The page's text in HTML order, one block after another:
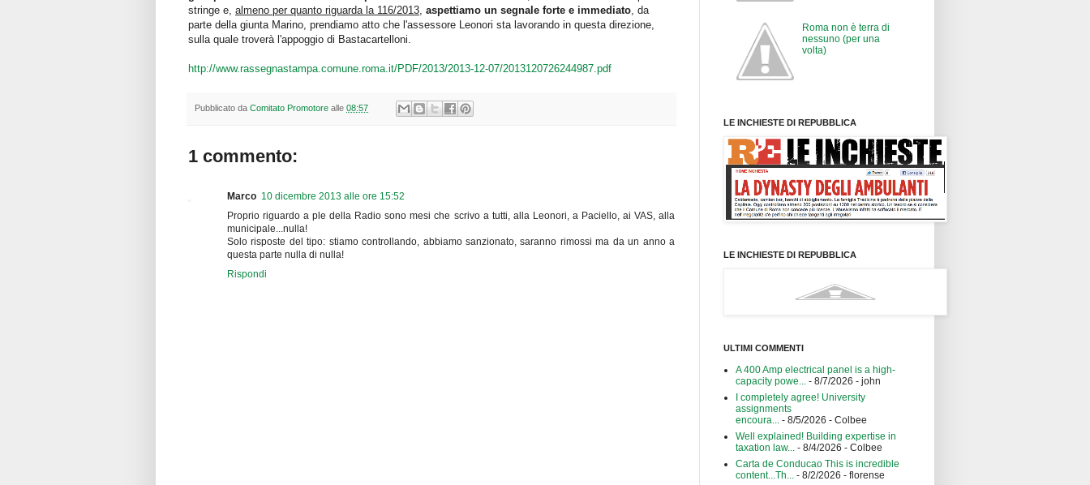
stringe e, almeno per quanto riguarda la 116/2013, aspettiamo un segnale forte e immediato, da
parte della giunta Marino, prendiamo atto che l'assessore Leonori sta lavorando in questa direzione,
sulla quale troverà l'appoggio di Bastacartelloni.
http://www.rassegnastampa.comune.roma.it/PDF/2013/2013-12-07/2013120726244987.pdf
Pubblicato da Comitato Promotore alle 08:57
1 commento:
Marco 10 dicembre 2013 alle ore 15:52
Proprio riguardo a ple della Radio sono mesi che scrivo a tutti, alla Leonori, a Paciello, ai VAS, alla
municipale...nulla!
Solo risposte del tipo: stiamo controllando, abbiamo sanzionato, saranno rimossi ma da un anno a
questa parte nulla di nulla!
Rispondi
Roma non è terra di
nessuno (per una
volta)
LE INCHIESTE DI REPUBBLICA
LE INCHIESTE DI REPUBBLICA
ULTIMI COMMENTI
A 400 Amp electrical panel is a high-
capacity powe... - 8/7/2026 - john
I completely agree! University
assignments
encoura... - 8/5/2026 - Colbee
Well explained! Building expertise in
taxation law... - 8/4/2026 - Colbee
Carta de Conducao This is incredible
content...Th... - 8/2/2026 - florense